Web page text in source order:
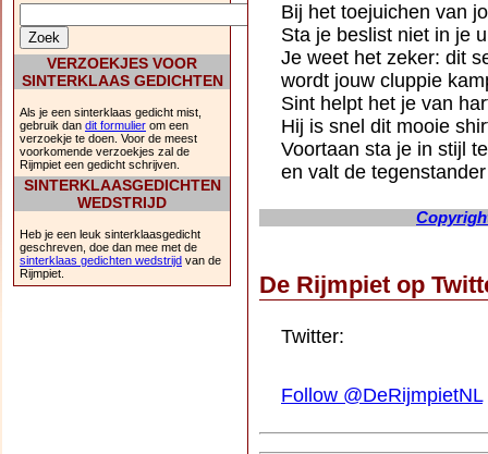
VERZOEKJES VOOR
SINTERKLAAS GEDICHTEN
Als je een sinterklaas gedicht mist,
gebruik dan dit formulier om een
verzoekje te doen. Voor de meest
voorkomende verzoekjes zal de
Rijmpiet een gedicht schrijven.
SINTERKLAASGEDICHTEN
WEDSTRIJD
Heb je een leuk sinterklaasgedicht
geschreven, doe dan mee met de
sinterklaas gedichten wedstrijd van de
Rijmpiet.
Bij het toejuichen van
Sta je beslist niet in je
Je weet het zeker: dit
wordt jouw cluppie
Sint helpt het je van
Hij is snel dit mooie
Voortaan sta je in stijl
en valt de
De Rijmpiet op
Twitter:
Follow @DeRijmpietNL